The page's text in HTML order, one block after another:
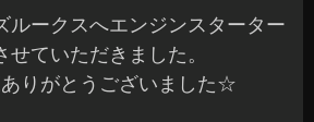
ルークスへエンジンスターター
せていただきました。
りがとうございました☆